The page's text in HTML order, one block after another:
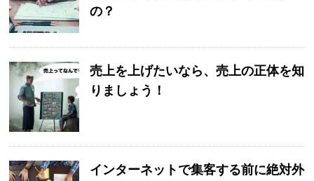
の？
売上を上げたいなら、売上の正体を知
りましょう！
インターネットで集客する前に絶対外